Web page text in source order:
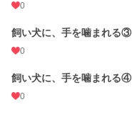
0
飼い犬に、手を噛まれる③
0
飼い犬に、手を噛まれる④
0